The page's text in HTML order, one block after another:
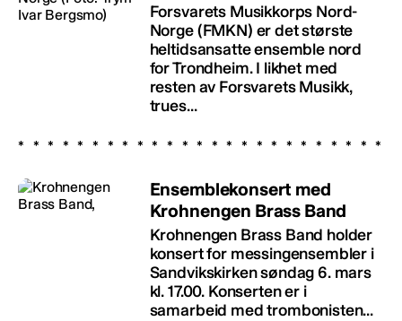
Forsvarets Musikkorps Nord-
Norge (FMKN) er det største
heltidsansatte ensemble nord
for Trondheim. I likhet med
resten av Forsvarets Musikk,
trues...
Ensemblekonsert med
Krohnengen Brass Band
Krohnengen Brass Band holder
konsert for messingensembler i
Sandvikskirken søndag 6. mars
kl. 17.00. Konserten er i
samarbeid med trombonisten...